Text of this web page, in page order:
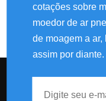
cotações sobre
moedor de ar
de moagem a
assim por diante.